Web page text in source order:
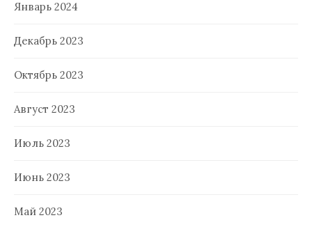
Январь 2024
Декабрь 2023
Октябрь 2023
Август 2023
Июль 2023
Июнь 2023
Май 2023